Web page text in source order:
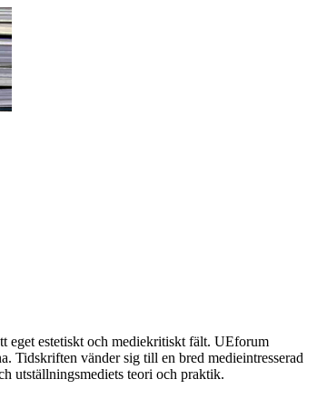
eget estetiskt och mediekritiskt fält. UEforum
Tidskriften vänder sig till en bred medieintresserad
utställningsmediets teori och praktik.